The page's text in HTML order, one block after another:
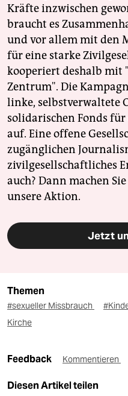
Kräfte inzwischen
braucht es
und vor allem mit den
für eine starke
kooperiert deshalb mit
Zentrum". Die
linke, selbstverwaltete
solidarischen Fonds
auf. Eine offene
zugänglichen
zivilgesellschaftliches
auch? Dann machen
unsere Aktion.
Jetzt
Themen
#sexueller Missbrauch
Kirche
Feedback Kommentieren
Diesen Artikel teilen